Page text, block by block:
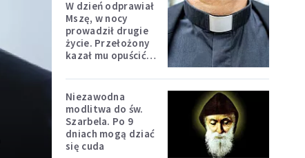
W dzień odprawiał
Mszę, w nocy
prowadził drugie
życie. Przełożony
kazał mu opuścić
Niezawodna
modlitwa do św.
Szarbela. Po 9
dniach mogą dziać
się cuda